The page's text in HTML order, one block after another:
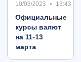
10/03/2023 13:43
Oфициальные
курсы валют
на 11-13
марта